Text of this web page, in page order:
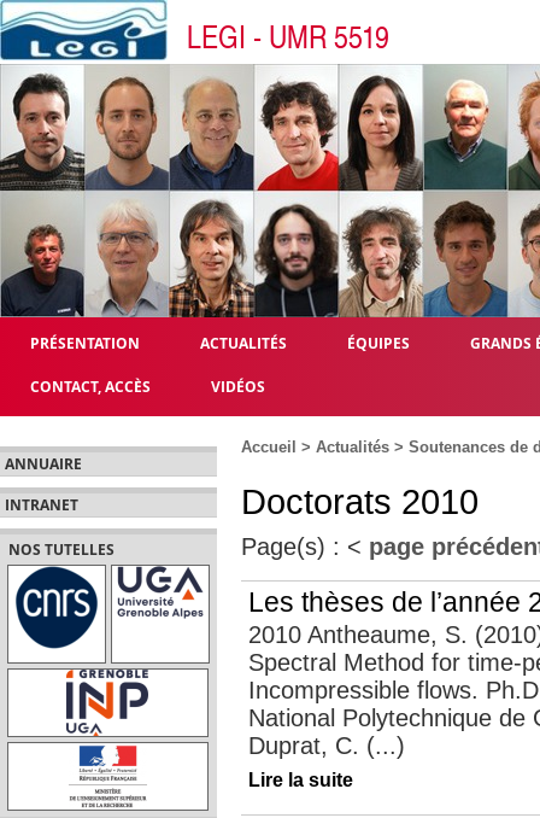
LEGI - UMR 5519
PRÉSENTATION ACTUALITÉS ÉQUIPES GRANDS
CONTACT, ACCÈS VIDÉOS
ANNUAIRE
INTRANET
NOS TUTELLES
Accueil > Actualités > Soutenances de
Doctorats 2010
Page(s) : < page
Les thèses de l’année
2010 Antheaume, S.
Spectral Method for time-
Incompressible flows.
National Polytechnique de
Duprat, C. (...)
Lire la suite